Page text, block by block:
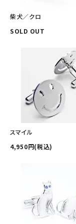
柴犬／クロ
SOLD OUT
スマイル
4,950円(税込)